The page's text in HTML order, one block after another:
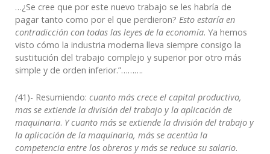
…¿Se cree que por este nuevo trabajo se les habría de
pagar tanto como por el que perdieron? Esto estaría en
contradicción con todas las leyes de la economía. Ya hemos
visto cómo la industria moderna lleva siempre consigo la
sustitución del trabajo complejo y superior por otro más
simple y de orden inferior.”……….
(41)- Resumiendo: cuanto más crece el capital productivo,
mas se extiende la división del trabajo y la aplicación de
maquinaria. Y cuanto más se extiende la división del trabajo y
la aplicación de la maquinaria, más se acentúa la
competencia entre los obreros y más se reduce su salario.